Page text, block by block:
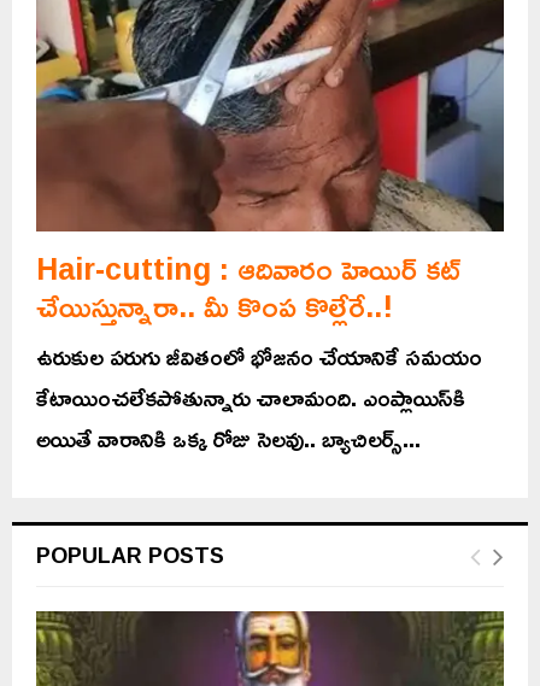
Hair-cutting : ఆదివారం హెయిర్‌ కట్‌
చేయిస్తున్నారా.. మీ కొంప కొల్లేరే..!
ఉరుకుల పరుగు జీవితంలో భోజనం చేయానికే సమయం
కేటాయించలేకపోతున్నారు చాలామంది. ఎంప్లాయిస్‌కి
అయితే వారానికి ఒక్క రోజు సెలవు.. బ్యాచిలర్స్‌...
POPULAR POSTS